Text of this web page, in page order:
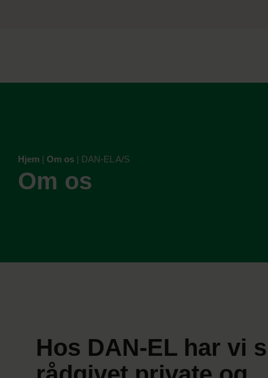
Hjem | Om os | DAN-EL A/S
Om os
Hos DAN-EL har vi